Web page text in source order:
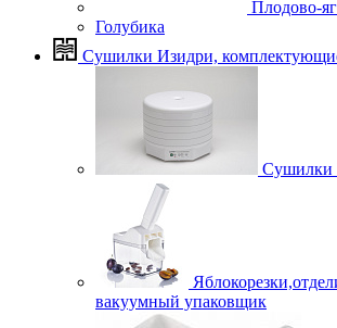
Плодово-
Голубика
Сушилки Изидри,
Сушилки
вакуумный упаковщик